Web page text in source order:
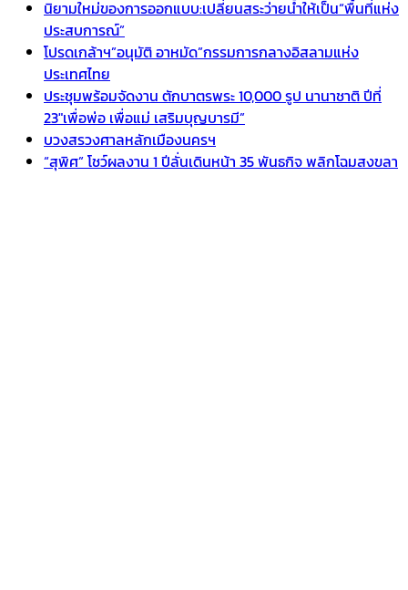
นิยามใหม่ของการออกแบบ:เปลี่ยนสระว่ายน้ำให้เป็น“พื้นที่แห่ง
ประสบการณ์”
โปรดเกล้าฯ”อนุมัติ อาหมัด”กรรมการกลางอิสลามแห่ง
ประเทศไทย
ประชุมพร้อมจัดงาน ตักบาตรพระ 10,000 รูป นานาชาติ ปีที่
23″เพื่อพ่อ เพื่อแม่ เสริมบุญบารมี”
บวงสรวงศาลหลักเมืองนครฯ
“สุพิศ” โชว์ผลงาน 1 ปีลั่นเดินหน้า 35 พันธกิจ พลิกโฉมสงขลา